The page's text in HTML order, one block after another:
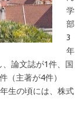
学
部
3
年
論文誌が1件、国
（主著が4件）
生の頃には、株式